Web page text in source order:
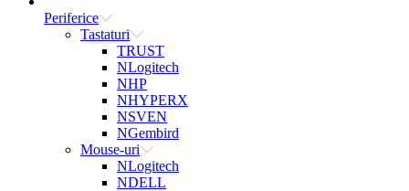
Periferice
Tastaturi
TRUST
NLogitech
NHP
NHYPERX
NSVEN
NGembird
Mouse-uri
NLogitech
NDELL